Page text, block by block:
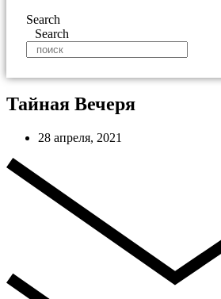
Search
Search
Тайная Вечеря
28 апреля, 2021